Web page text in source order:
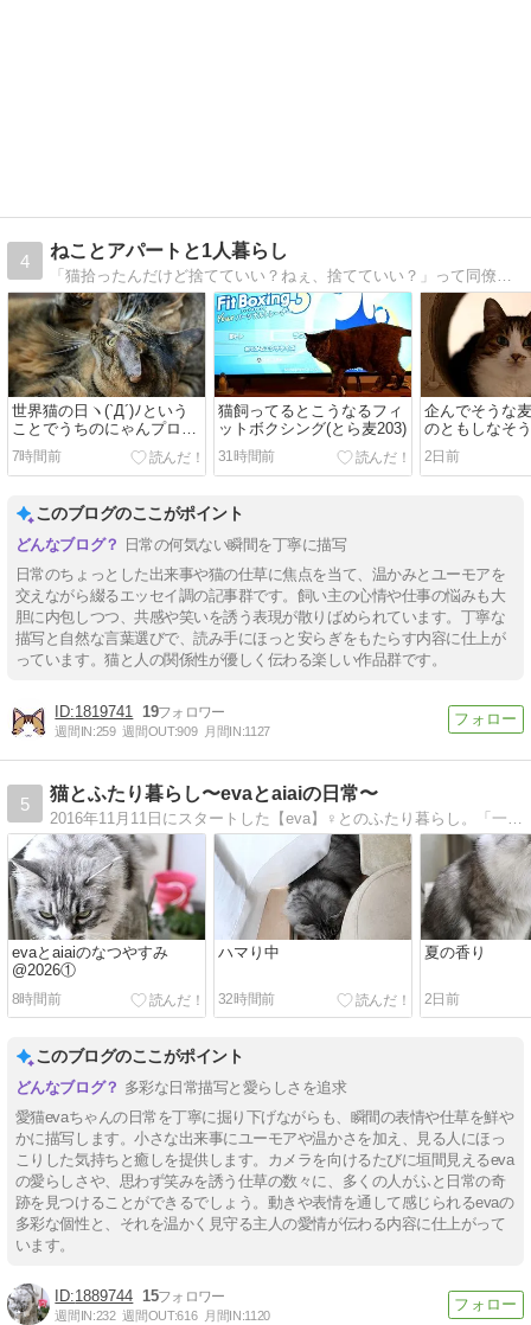
4
ねことアパートと1人暮らし
世界猫の日ヽ(`Д´)ﾉという
ことでうちのにゃんプロど
うぞ
7時間前
猫飼ってるとこうなるフィ
ットボクシング(とら麦203)
31時間前
企んでそうな
のともしなそ
と(とら麦202)
2日前
このブログのここがポイント
日常の何気ない瞬間を丁寧に描写
日常のちょっとした出来事や猫の仕草に焦点を当て、温かみとユーモアを
交えながら綴るエッセイ調の記事群です。飼い主の心情や仕事の悩みも大
胆に内包しつつ、共感や笑いを誘う表現が散りばめられています。丁寧な
描写と自然な言葉選びで、読み手にほっと安らぎをもたらす内容に仕上が
っています。猫と人の関係性が優しく伝わる楽しい作品群です。
1819741 19
週間IN:259 週間OUT:909 月間IN:1127
5
猫とふたり暮らし〜evaとaiaiの日常〜
evaとaiaiのなつやすみ
@2026①
8時間前
ハマり中
32時間前
夏の香り
2日前
このブログのここがポイント
多彩な日常描写と愛らしさを追求
愛猫evaちゃんの日常を丁寧に掘り下げながらも、瞬間の表情や仕草を鮮や
かに描写します。小さな出来事にユーモアや温かさを加え、見る人にほっ
こりした気持ちと癒しを提供します。カメラを向けるたびに垣間見えるeva
の愛らしさや、思わず笑みを誘う仕草の数々に、多くの人がふと日常の奇
跡を見つけることができるでしょう。動きや表情を通して感じられるevaの
多彩な個性と、それを温かく見守る主人の愛情が伝わる内容に仕上がって
います。
1889744 15
週間IN:232 週間OUT:616 月間IN:1120